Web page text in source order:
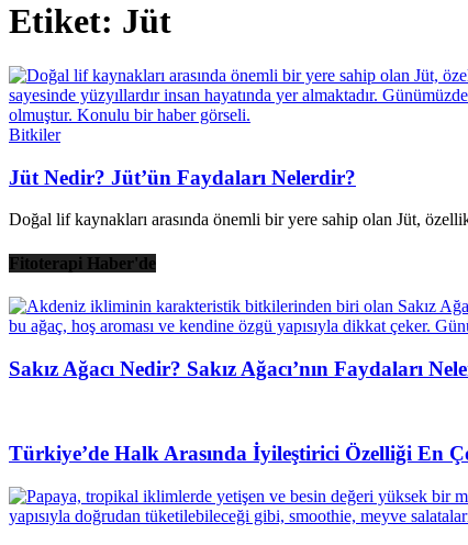
Etiket: Jüt
Bitkiler
Jüt Nedir? Jüt’ün Faydaları Nelerdir?
Doğal lif kaynakları arasında önemli bir yere sahip olan Jüt,
Fitoterapi Haber'de
Sakız Ağacı Nedir? Sakız Ağacı’nın Faydaları
Türkiye’de Halk Arasında İyileştirici Özelliği En